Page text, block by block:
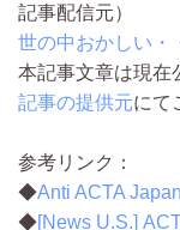
記事配信元）
世の中おかしい・
本記事文章は現在
記事の提供元にて
参考リンク：
◆Anti ACTA
◆[News U.S.]